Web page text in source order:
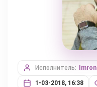
Исполнитель: Imron
1-03-2018, 16:38